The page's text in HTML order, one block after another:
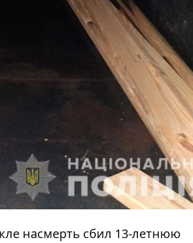
насмерть сбил 13-летнюю